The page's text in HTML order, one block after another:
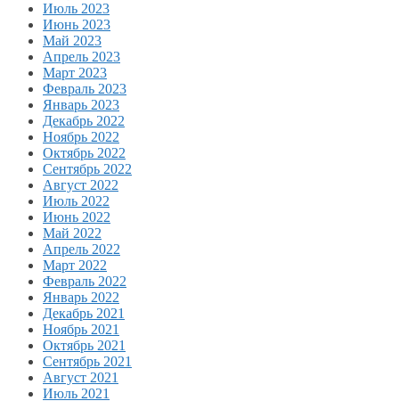
Июль 2023
Июнь 2023
Май 2023
Апрель 2023
Март 2023
Февраль 2023
Январь 2023
Декабрь 2022
Ноябрь 2022
Октябрь 2022
Сентябрь 2022
Август 2022
Июль 2022
Июнь 2022
Май 2022
Апрель 2022
Март 2022
Февраль 2022
Январь 2022
Декабрь 2021
Ноябрь 2021
Октябрь 2021
Сентябрь 2021
Август 2021
Июль 2021